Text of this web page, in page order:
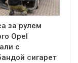
за рулем
Opel
с
сигарет